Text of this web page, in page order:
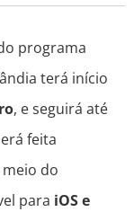
programa
terá início
, e seguirá até
feita
do
para iOS e